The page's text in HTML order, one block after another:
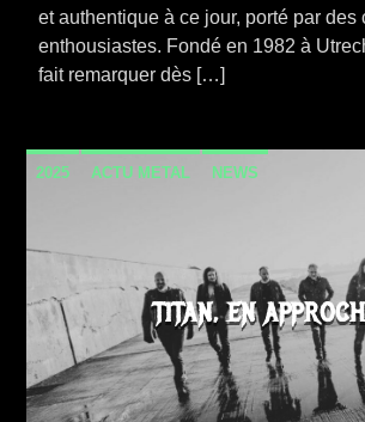
et authentique à ce jour, porté par des
enthousiastes. Fondé en 1982 à
fait remarquer dès […]
2025 ACTU METAL NEWS
TITAN, EN